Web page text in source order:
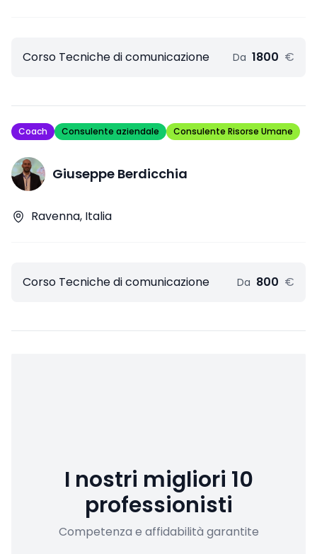
Corso Tecniche di comunicazione Da 1800 €
Coach Consulente aziendale Consulente Risorse Umane
Giuseppe Berdicchia
Ravenna, Italia
Corso Tecniche di comunicazione Da 800 €
I nostri migliori 10
professionisti
Competenza e affidabilità garantite